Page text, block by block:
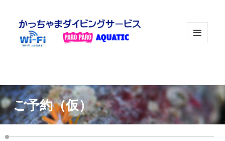
ご予約（仮）